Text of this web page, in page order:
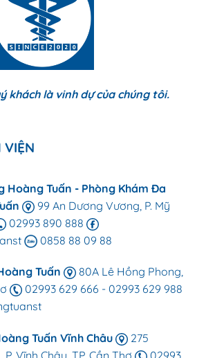
khách là vinh dự của chúng tôi.
VIỆN
Hoàng Tuấn - Phòng Khám Đa
99 An Dương Vương, P. Mỹ
02993 890 888
0858 88 09 88
Tuấn
80A Lê Hồng Phong,
02993 629 666 - 02993 629 988
Tuấn Vĩnh Châu
275